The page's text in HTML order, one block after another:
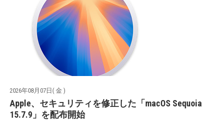
2026年08月07日( 金 )
Apple、セキュリティを修正した「macOS Sequoia
15.7.9」を配布開始